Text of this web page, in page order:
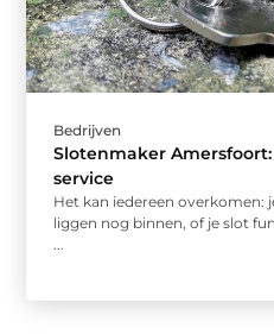
Bedrijven
Slotenmaker
service
Het kan iedereen overkomen:
liggen nog binnen, of je slot
...